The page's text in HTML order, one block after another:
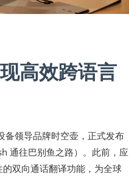
高效跨语言
备领导品牌时空壶，正式发布
通往巴别鱼之路）。此前，应
双向通话翻译功能，为全球